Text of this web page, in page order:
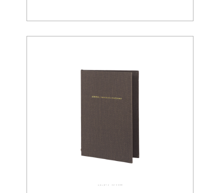
スタンダード 02-0068